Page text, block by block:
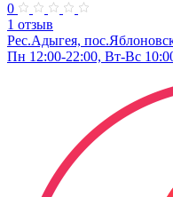
0
1 отзыв
Рес.Адыгея,
Пн 12:00-22:00, Вт-Вс